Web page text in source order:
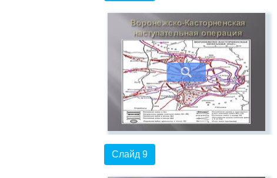
Слайд 9